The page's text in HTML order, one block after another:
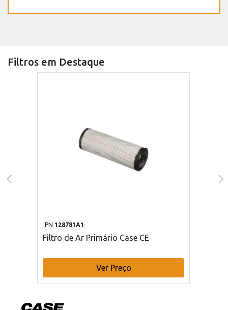
Filtros em Destaque
PN 128781A1
Filtro de Ar Primário Case CE
Ver Preço